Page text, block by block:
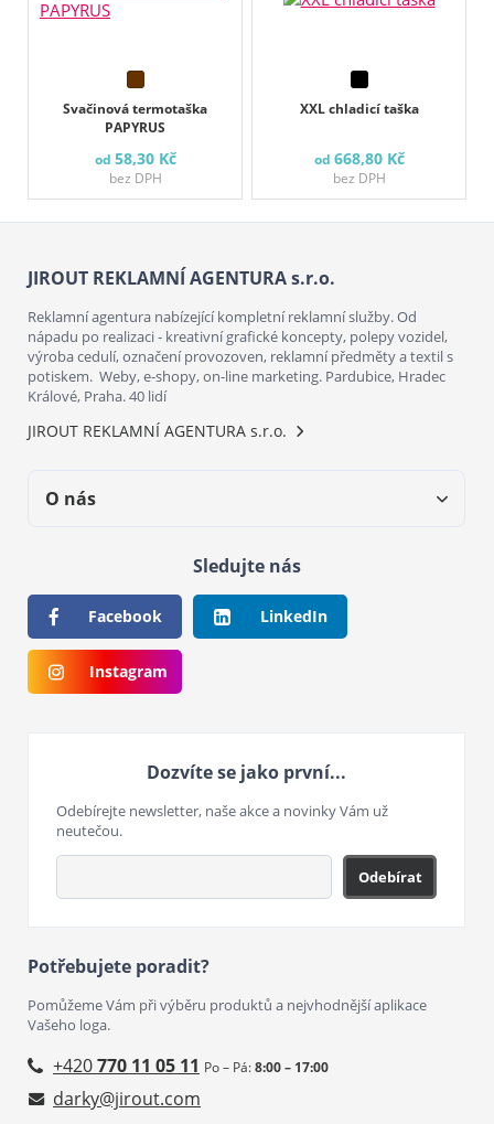
Svačinová termotaška
PAPYRUS
od 58,30 Kč
bez DPH
XXL chladicí taška
od 668,80 Kč
bez DPH
JIROUT REKLAMNÍ AGENTURA s.r.o.
Reklamní agentura nabízející kompletní reklamní služby. Od
nápadu po realizaci - kreativní grafické koncepty, polepy vozidel,
výroba cedulí, označení provozoven, reklamní předměty a textil s
potiskem. Weby, e-shopy, on-line marketing. Pardubice, Hradec
Králové, Praha. 40 lidí
JIROUT REKLAMNÍ AGENTURA s.r.o.
O nás
Sledujte nás
Facebook LinkedIn
Instagram
Dozvíte se jako první...
Odebírejte newsletter, naše akce a novinky Vám už
neutečou.
Odebírat
Potřebujete poradit?
Pomůžeme Vám při výběru produktů a nejvhodnější aplikace
Vašeho loga.
+420770 11 05 11 Po – Pá:8:00 – 17:00
darky@jirout.com